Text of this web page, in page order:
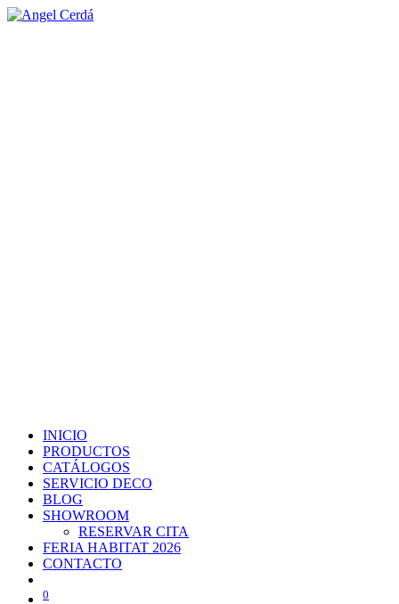
INICIO
PRODUCTOS
CATÁLOGOS
SERVICIO DECO
BLOG
SHOWROOM
RESERVAR CITA
FERIA HABITAT 2026
CONTACTO
0